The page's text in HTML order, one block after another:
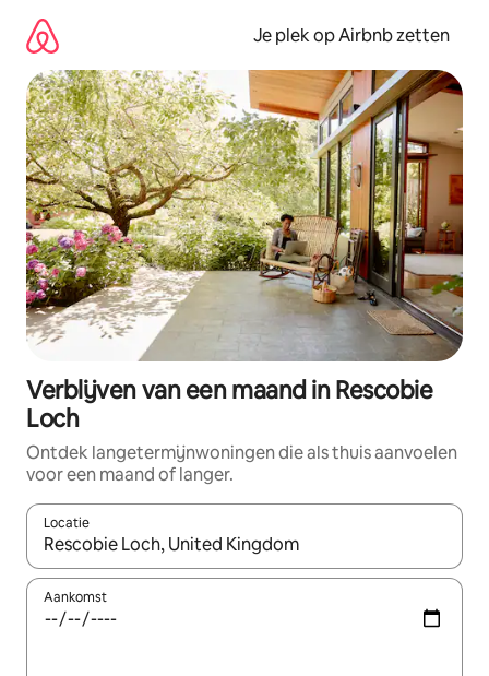
direct
naar
inhoud
Je plek op Airbnb zetten
Verblijven van een maand in Rescobie
Loch
Ontdek langetermijnwoningen die als thuis aanvoelen
voor een maand of langer.
Locatie
Wanneer er resultaten beschikbaar zijn, maak je een keuze
Aankomst